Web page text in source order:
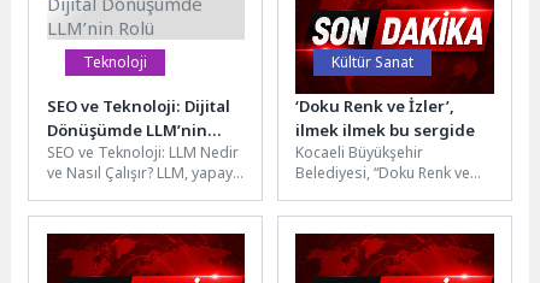
Teknoloji
SEO ve Teknoloji: Dijital
Dönüşümde LLM’nin
Rolü
SEO ve Teknoloji: LLM Nedir
ve Nasıl Çalışır? LLM, yapay
alanında son zamanlarda...
Kültür Sanat
‘Doku Renk ve İzler’,
ilmek ilmek bu sergide
Kocaeli Büyükşehir
Belediyesi, “Doku Renk ve
Günü’nde sanatseverlerle
buluşturdu. Seka Sanat...